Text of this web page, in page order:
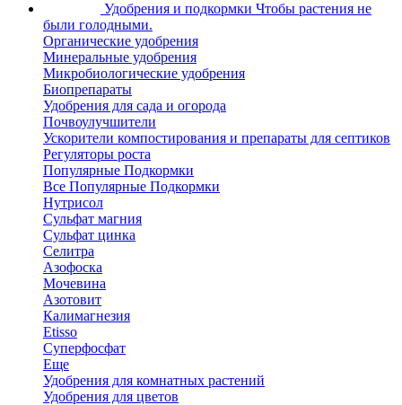
Удобрения и подкормки Чтобы растения не
были голодными.
Органические удобрения
Минеральные удобрения
Микробиологические удобрения
Биопрепараты
Удобрения для сада и огорода
Почвоулучшители
Ускорители компостирования и препараты для септиков
Регуляторы роста
Популярные Подкормки
Все Популярные Подкормки
Нутрисол
Сульфат магния
Сульфат цинка
Селитра
Азофоска
Мочевина
Азотовит
Калимагнезия
Etisso
Суперфосфат
Еще
Удобрения для комнатных растений
Удобрения для цветов